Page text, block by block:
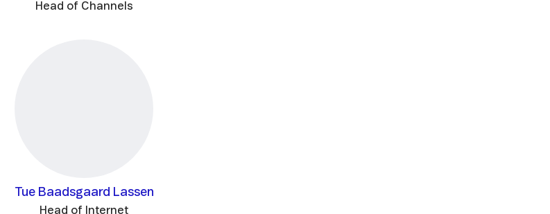
Head of Channels
Tue Baadsgaard Lassen
Head of Internet